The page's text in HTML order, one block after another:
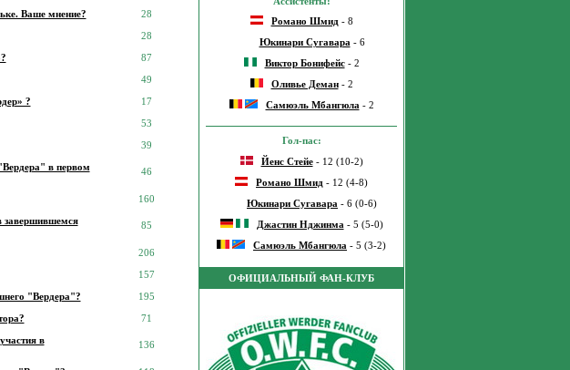
Ваше мнение? 28
28
87
49
? 17
53
39
в первом
46
160
85
206
157
"Вердера"? 195
71
в
136
Романо Шмид- 8
Юкинари Сугавара- 6
Виктор Бонифейс- 2
Оливье Деман- 2
Самюэль Мбангюла- 2
Гол-пас:
Йенс Стейе- 12 (10-2)
Романо Шмид - 12 (4-8)
Юкинари Сугавара - 6 (0-6)
Джастин Нджинма - 5 (5-0)
Самюэль Мбангюла - 5 (3-2)
ОФИЦИАЛЬНЫЙ ФАН-КЛУБ